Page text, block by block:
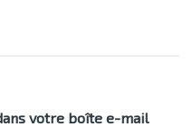
votre boîte e-mail